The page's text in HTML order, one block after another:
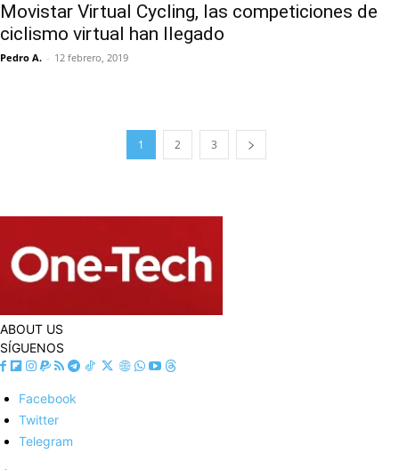
Movistar Virtual Cycling, las competiciones de
ciclismo virtual han llegado
Pedro A. - 12 febrero, 2019
1 2 3
ABOUT US
SÍGUENOS
Facebook
Twitter
Telegram